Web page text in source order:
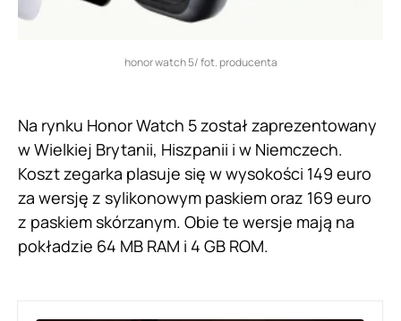
honor watch 5/ fot. producenta
Na rynku Honor Watch 5 został zaprezentowany
w Wielkiej Brytanii, Hiszpanii i w Niemczech.
Koszt zegarka plasuje się w wysokości 149 euro
za wersję z sylikonowym paskiem oraz 169 euro
z paskiem skórzanym. Obie te wersje mają na
pokładzie 64 MB RAM i 4 GB ROM.